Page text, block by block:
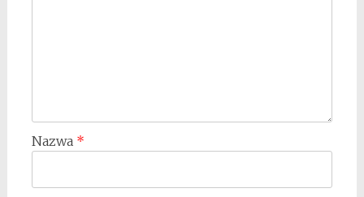
Nazwa *